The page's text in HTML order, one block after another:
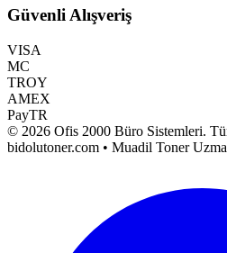
Güvenli Alışveriş
VISA
MC
TROY
AMEX
PayTR
© 2026 Ofis 2000 Büro Sistemleri.
bidolutoner.com • Muadil Toner